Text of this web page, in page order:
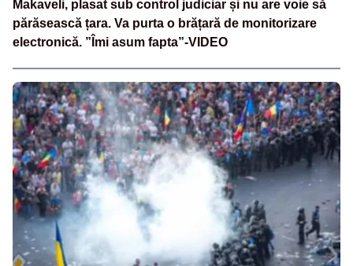
Makaveli, plasat sub control judiciar și nu are voie să
părăsească țara. Va purta o brățară de monitorizare
electronică. ”Îmi asum fapta”-VIDEO